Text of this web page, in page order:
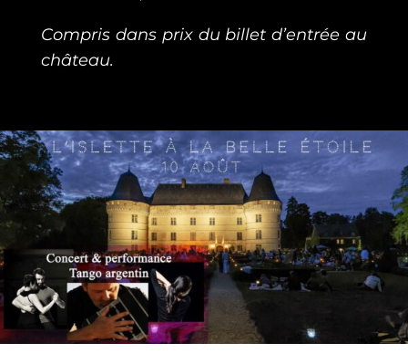
Compris dans prix du billet d’entrée au
château.